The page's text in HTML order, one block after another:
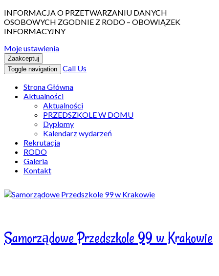
INFORMACJA O PRZETWARZANIU DANYCH
OSOBOWYCH ZGODNIE Z RODO – OBOWIĄZEK
INFORMACYJNY
Moje ustawienia
Zaakceptuj
Toggle navigation
Call Us
Strona Główna
Aktualności
Aktualności
PRZEDSZKOLE W DOMU
Dyplomy
Kalendarz wydarzeń
Rekrutacja
RODO
Galeria
Kontakt
Samorządowe Przedszkole 99 w Krakowie